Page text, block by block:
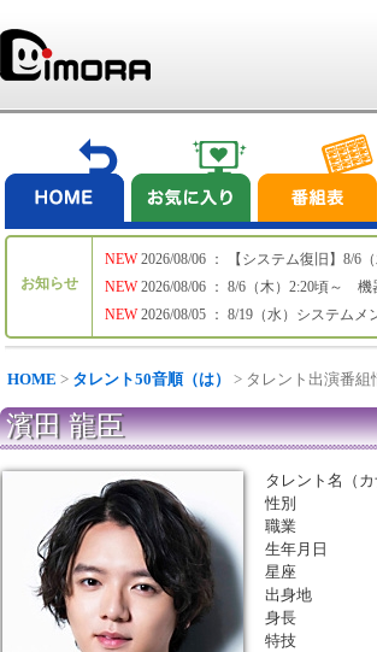
お知らせ
NEW
NEW
NEW
2026/08/06 ： 【システム復旧】8/
2026/08/06 ： 8/6（木）2:20頃～
2026/08/05 ： 8/19（水）システムメ
HOME > タレント50音順（は） > タレント出演番組
濱田 龍臣
タレント名（カ
性別
職業
生年月日
星座
出身地
身長
特技